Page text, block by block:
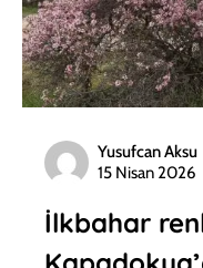
Yusufcan Aksu
15 Nisan 2026
İlkbahar